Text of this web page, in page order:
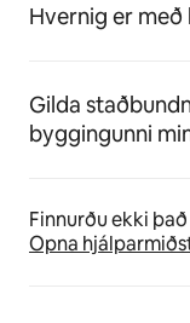
Hvernig er
Gilda
byggingunni
Finnurðu ekki
Opna